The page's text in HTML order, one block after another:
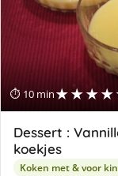
⏱ 10 min
Dessert :
koekjes
Koken met & voor